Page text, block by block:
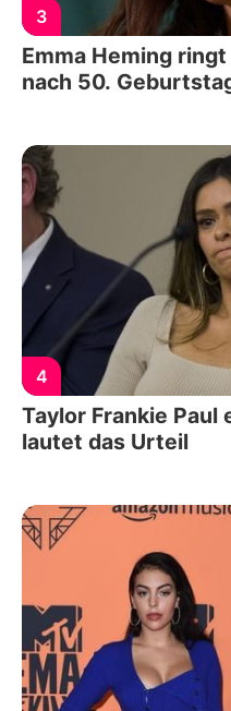
3
Emma Heming
nach 50.
4
Taylor Frankie
lautet das Urteil